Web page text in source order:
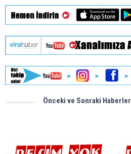
Önceki ve Sonraki Haberler